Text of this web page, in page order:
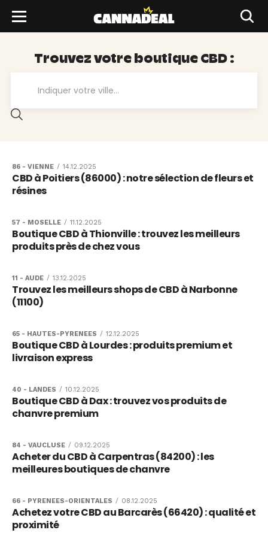
Trouvez votre boutique CBD :
86 - VIENNE / 14.12.2025
CBD à Poitiers (86000) : notre sélection de fleurs et
résines
57 - MOSELLE / 11.12.2025
Boutique CBD à Thionville : trouvez les meilleurs
produits près de chez vous
11 - AUDE / 13.12.2025
Trouvez les meilleurs shops de CBD à Narbonne
(11100)
65 - HAUTES-PYRENEES / 12.12.2025
Boutique CBD à Lourdes : produits premium et
livraison express
40 - LANDES / 10.12.2025
Boutique CBD à Dax : trouvez vos produits de
chanvre premium
84 - VAUCLUSE / 09.12.2025
Acheter du CBD à Carpentras (84200) : les
meilleures boutiques de chanvre
66 - PYRENEES-ORIENTALES / 08.12.2025
Achetez votre CBD au Barcarès (66420) : qualité et
proximité